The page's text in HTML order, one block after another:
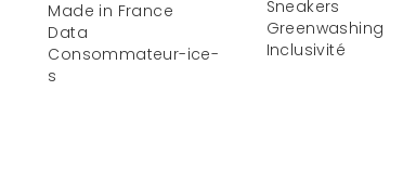
Made in France
Data
Consommateur-ice-
s
Sneakers
Greenwashing
Inclusivité